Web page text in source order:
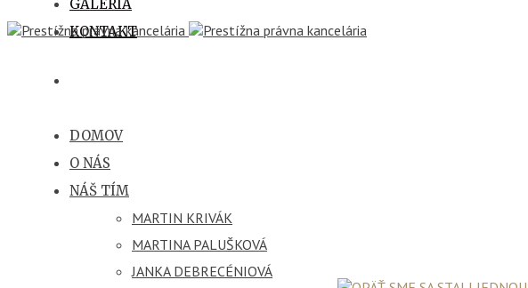
GALÉRIA
KONTAKT
DOMOV
O NÁS
NÁŠ TÍM
MARTIN KRIVÁK
MARTINA PALUŠKOVÁ
JANKA DEBRECÉNIOVÁ